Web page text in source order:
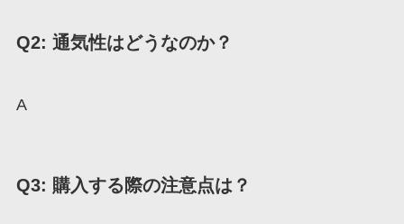
Q2: 通気性はどうなのか？
A
Q3: 購入する際の注意点は？